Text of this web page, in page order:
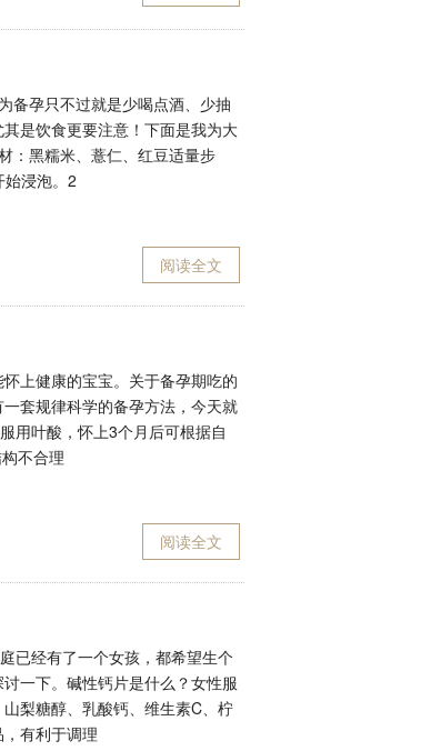
备孕只不过就是少喝点酒、少抽
是饮食更要注意！下面是我为大
：黑糯米、薏仁、红豆适量步
浸泡。2
阅读全文
上健康的宝宝。关于备孕期吃的
套规律科学的备孕方法，今天就
用叶酸，怀上3个月后可根据自
不合理
阅读全文
已经有了一个女孩，都希望生个
一下。碱性钙片是什么？女性服
梨糖醇、乳酸钙、维生素C、柠
有利于调理